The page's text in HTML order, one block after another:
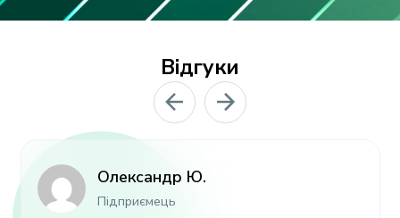
Відгуки
Олександр Ю.
Підприємець